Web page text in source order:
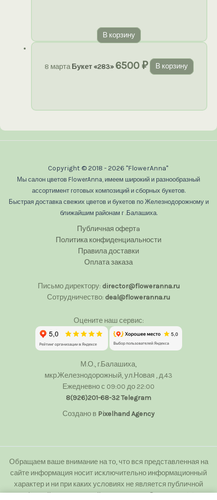
В корзину
8 марта Букет «283» 6500₽ В корзину
Copyright © 2018 - 2026 "FlowerAnna"
Мы салон цветов FlowerAnna, имеем широкий и разнообразный
ассортимент готовых композиций и сборных букетов.
Быстрая доставка свежих цветов и букетов по Железнодорожному и
ближайшим районам г .Балашиха.
Публичная офертa
Политика конфиденциальности
Правила доставки
Оплата заказа
Письмо директору: director@floweranna.ru
Сотрудничество: deal@floweranna.ru
Оцените наш сервис:
М.О., г.Балашиха,
мкр.Железнодорожный, ул.Новая , д.43
Ежедневно с 09:00 до 22:00
8(926)201-68-32Telegram
Создано в Pixelhand Agency
Обращаем ваше внимание на то, что вся представленная на
сайте информация носит исключительно информационный
характер и ни при каких условиях не является публичной